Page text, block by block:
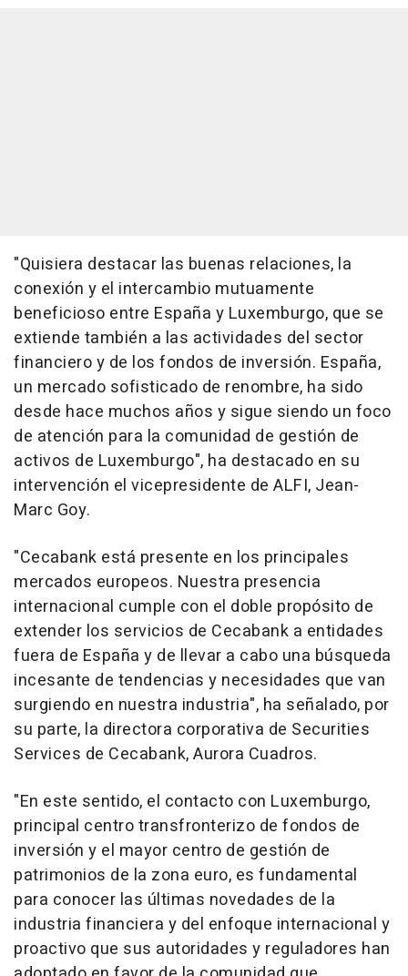
"Quisiera destacar las buenas relaciones, la
conexión y el intercambio mutuamente
beneficioso entre España y Luxemburgo, que se
extiende también a las actividades del sector
financiero y de los fondos de inversión. España,
un mercado sofisticado de renombre, ha sido
desde hace muchos años y sigue siendo un foco
de atención para la comunidad de gestión de
activos de Luxemburgo", ha destacado en su
intervención el vicepresidente de ALFI, Jean-
Marc Goy.
"Cecabank está presente en los principales
mercados europeos. Nuestra presencia
internacional cumple con el doble propósito de
extender los servicios de Cecabank a entidades
fuera de España y de llevar a cabo una búsqueda
incesante de tendencias y necesidades que van
surgiendo en nuestra industria", ha señalado, por
su parte, la directora corporativa de Securities
Services de Cecabank, Aurora Cuadros.
"En este sentido, el contacto con Luxemburgo,
principal centro transfronterizo de fondos de
inversión y el mayor centro de gestión de
patrimonios de la zona euro, es fundamental
para conocer las últimas novedades de la
industria financiera y del enfoque internacional y
proactivo que sus autoridades y reguladores han